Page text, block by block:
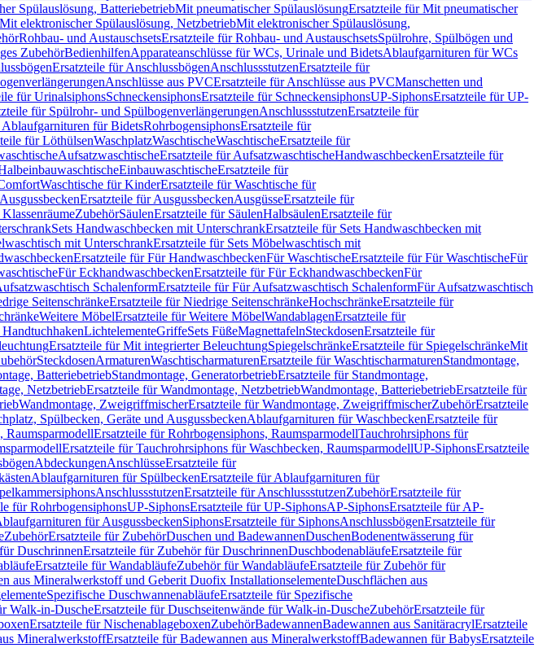
Spülauslösung, BatteriebetriebMit pneumatischer SpülauslösungErsatzteile für Mit pneumatischer
elektronischer Spülauslösung, NetzbetriebMit elektronischer Spülauslösung,
Rohbau- und AustauschsetsErsatzteile für Rohbau- und AustauschsetsSpülrohre, Spülbögen und
ZubehörBedienhilfenApparateanschlüsse für WCs, Urinale und BidetsAblaufgarnituren für WCs
Ersatzteile für AnschlussbögenAnschlussstutzenErsatzteile für
Anschlüsse aus PVCErsatzteile für Anschlüsse aus PVCManschetten und
für UrinalsiphonsSchneckensiphonsErsatzteile für SchneckensiphonsUP-SiphonsErsatzteile für UP-
für Spülrohr- und SpülbogenverlängerungenAnschlussstutzenErsatzteile für
für BidetsRohrbogensiphonsErsatzteile für
für LöthülsenWaschplatzWaschtischeWaschtischeErsatzteile für
AufsatzwaschtischeErsatzteile für AufsatzwaschtischeHandwaschbeckenErsatzteile für
EinbauwaschtischeErsatzteile für
Waschtische für KinderErsatzteile für Waschtische für
AusgussbeckenErsatzteile für AusgussbeckenAusgüsseErsatzteile für
ZubehörSäulenErsatzteile für SäulenHalbsäulenErsatzteile für
Sets Handwaschbecken mit UnterschrankErsatzteile für Sets Handwaschbecken mit
mit UnterschrankErsatzteile für Sets Möbelwaschtisch mit
Ersatzteile für Für HandwaschbeckenFür WaschtischeErsatzteile für Für WaschtischeFür
Für EckhandwaschbeckenErsatzteile für Für EckhandwaschbeckenFür
SchalenformErsatzteile für Für Aufsatzwaschtisch SchalenformFür Aufsatzwaschtisch
SeitenschränkeErsatzteile für Niedrige SeitenschränkeHochschränkeErsatzteile für
Weitere MöbelErsatzteile für Weitere MöbelWandablagenErsatzteile für
LichtelementeGriffeSets FüßeMagnettafelnSteckdosenErsatzteile für
Ersatzteile für Mit integrierter BeleuchtungSpiegelschränkeErsatzteile für SpiegelschränkeMit
SteckdosenArmaturenWaschtischarmaturenErsatzteile für WaschtischarmaturenStandmontage,
BatteriebetriebStandmontage, GeneratorbetriebErsatzteile für Standmontage,
NetzbetriebErsatzteile für Wandmontage, NetzbetriebWandmontage, BatteriebetriebErsatzteile für
Wandmontage, ZweigriffmischerErsatzteile für Wandmontage, ZweigriffmischerZubehörErsatzteile
Spülbecken, Geräte und AusgussbeckenAblaufgarnituren für WaschbeckenErsatzteile für
RaumsparmodellErsatzteile für Rohrbogensiphons, RaumsparmodellTauchrohrsiphons für
Ersatzteile für Tauchrohrsiphons für Waschbecken, RaumsparmodellUP-SiphonsErsatzteile
AbdeckungenAnschlüsseErsatzteile für
Ablaufgarnituren für SpülbeckenErsatzteile für Ablaufgarnituren für
AnschlussstutzenErsatzteile für AnschlussstutzenZubehörErsatzteile für
für RohrbogensiphonsUP-SiphonsErsatzteile für UP-SiphonsAP-SiphonsErsatzteile für AP-
für AusgussbeckenSiphonsErsatzteile für SiphonsAnschlussbögenErsatzteile für
ZubehörErsatzteile für ZubehörDuschen und BadewannenDuschenBodenentwässerung für
DuschrinnenErsatzteile für Zubehör für DuschrinnenDuschbodenabläufeErsatzteile für
Ersatzteile für WandabläufeZubehör für WandabläufeErsatzteile für Zubehör für
aus Mineralwerkstoff und Geberit Duofix InstallationselementeDuschflächen aus
Spezifische DuschwannenabläufeErsatzteile für Spezifische
Walk-in-DuscheErsatzteile für Duschseitenwände für Walk-in-DuscheZubehörErsatzteile für
Ersatzteile für NischenablageboxenZubehörBadewannenBadewannen aus SanitäracrylErsatzteile
MineralwerkstoffErsatzteile für Badewannen aus MineralwerkstoffBadewannen für BabysErsatzteile